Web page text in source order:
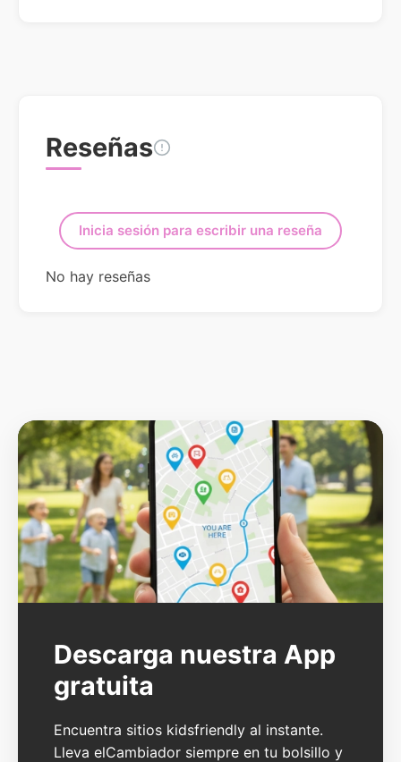
Reseñas
Inicia sesión para escribir una reseña
No hay reseñas
Descarga nuestra App
gratuita
Encuentra sitios kidsfriendly al instante.
Lleva elCambiador siempre en tu bolsillo y